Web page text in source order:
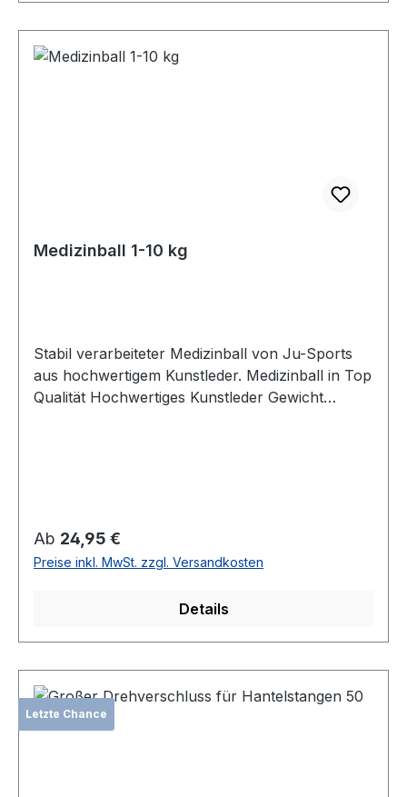
Medizinball 1-10 kg
Stabil verarbeiteter Medizinball von Ju-Sports
aus hochwertigem Kunstleder. Medizinball in Top
Qualität Hochwertiges Kunstleder Gewicht
Regulärer Preis:
Ab 24,95 €
Preise inkl. MwSt. zzgl. Versandkosten
Details
Letzte Chance